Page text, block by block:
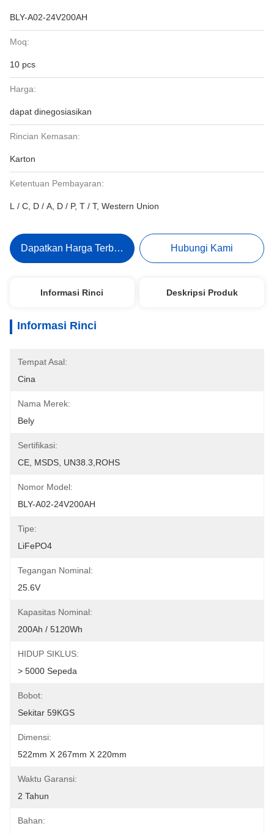
BLY-A02-24V200AH
Moq:
10 pcs
Harga:
dapat dinegosiasikan
Rincian Kemasan:
Karton
Ketentuan Pembayaran:
L / C, D / A, D / P, T / T, Western Union
Dapatkan Harga Terbaik Hubungi Kami
Informasi Rinci Deskripsi Produk
Informasi Rinci
Tempat Asal:
Cina
Nama Merek:
Bely
Sertifikasi:
CE, MSDS, UN38.3,ROHS
Nomor Model:
BLY-A02-24V200AH
Tipe:
LiFePO4
Tegangan Nominal:
25.6V
Kapasitas Nominal:
200Ah / 5120Wh
HIDUP SIKLUS:
> 5000 Sepeda
Bobot:
Sekitar 59KGS
Dimensi:
522mm X 267mm X 220mm
Waktu Garansi:
2 Tahun
Bahan: